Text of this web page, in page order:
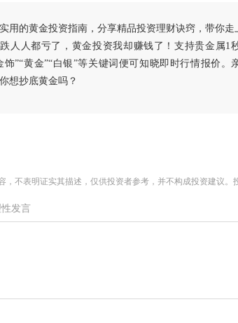
实用的黄金投资指南，分享精品投资理财诀窍，带你
人人都亏了，黄金投资我却赚钱了！支持贵金属1
饰”“黄金”“白银”等关键词便可知晓即时行情报价。
想抄底黄金吗？
，不表明证实其描述，仅供投资者参考，并不构成投资建议。
发言